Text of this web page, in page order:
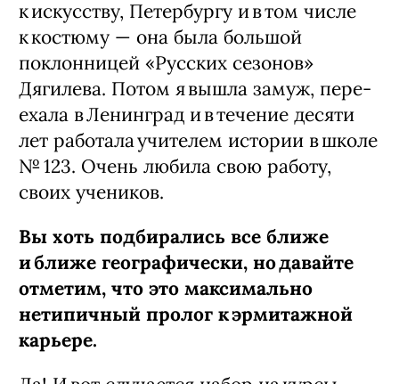
к искусству, Петербургу и в том числе
к костюму — ​она была большой
поклонницей «Русских сезонов»
Дягилева. Потом я вышла замуж, пере­
ехала в Ленинград и в течение десяти
лет работала учителем истории в школе
№ 123. Очень любила свою работу,
своих учеников.
Вы хоть подбирались все ближе
и ближе географически, но давайте
отметим, что это максимально
нетипичный пролог к эрмитажной
карьере.